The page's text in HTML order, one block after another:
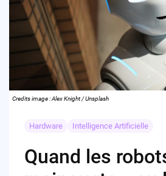
Credits image : Alex Knight / Unsplash
Hardware Intelligence Artificielle
Quand les